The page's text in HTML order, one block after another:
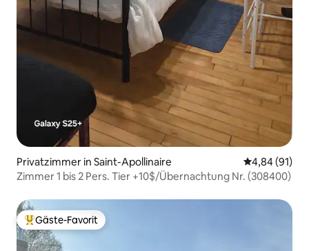
Privatzimmer in Saint-Apollinaire
4,84 (91)
Zimmer 1 bis 2 Pers. Tier +10$/Übernachtung Nr. (308400)
Beliebter Gäste-Favorit.
Gäste-Favorit